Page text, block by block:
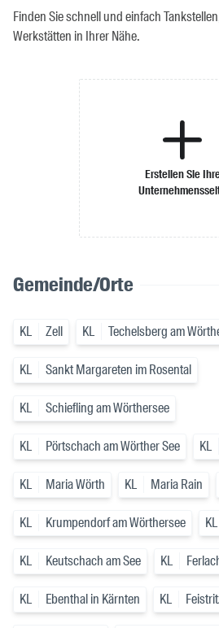
Finden Sie schnell und einfach
Werkstätten in Ihrer Nähe.
Erstellen Sie
Gemeinde/Orte
KL Zell KL Techelsberg am
KL Sankt Margareten im Rosental
KL Schiefling am Wörthersee
KL Pörtschach am Wörther See KL
KL Maria Wörth KL Maria Rain
KL Krumpendorf am Wörthersee KL
KL Keutschach am See KL
KL Ebenthal in Kärnten KL